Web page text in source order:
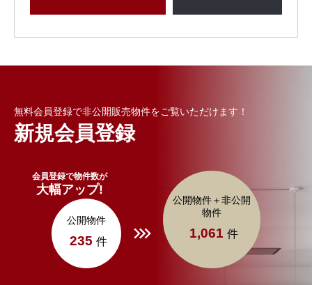
無料会員登録で非公開販売物件をご覧いただけます！
新規会員登録
会員登録で物件数が
大幅アップ!
公開物件
235 件
公開物件＋非公開
物件
1,061 件